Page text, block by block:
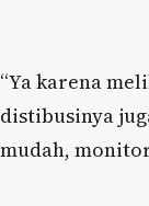
“Ya karena
distibusinya
mudah,